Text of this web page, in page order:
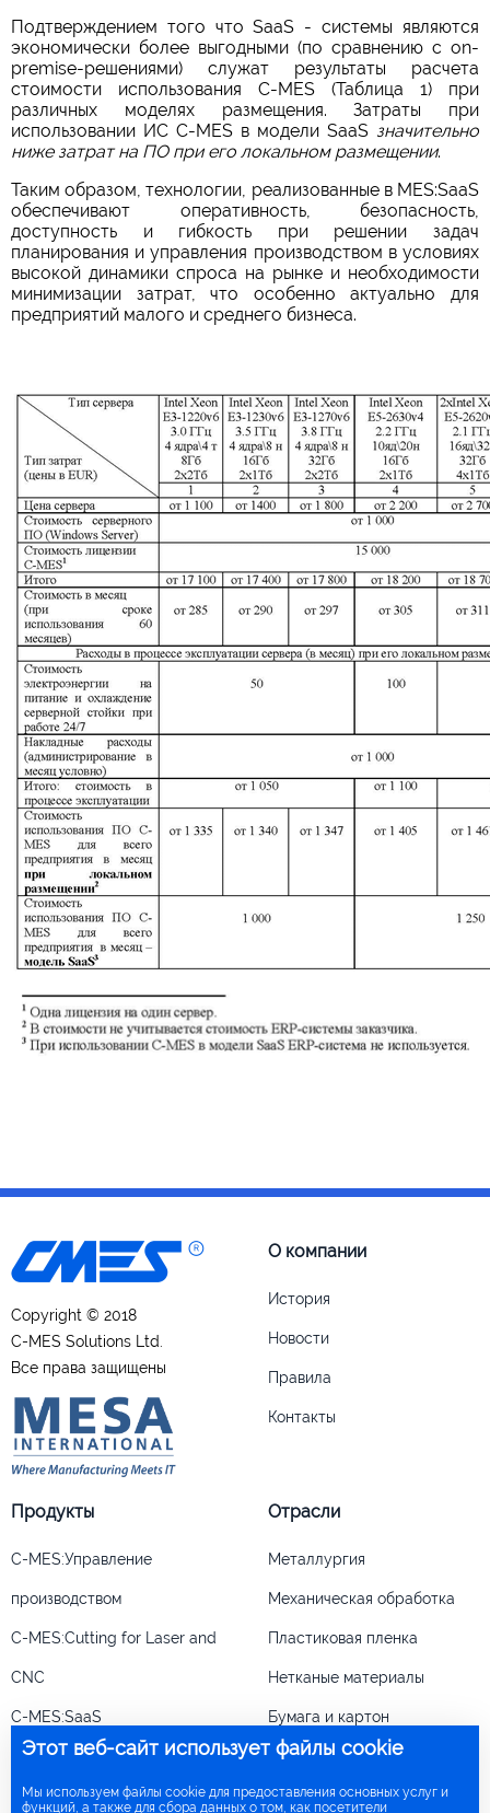
Подтверждением того что SaaS - системы являются
экономически более выгодными (по сравнению c on-
premise-решениями) служат результаты расчета
стоимости использования C-MES (Таблица 1) при
различных моделях размещения. Затраты при
использовании ИС C-MES в модели SaaS значительно
ниже затрат на ПО при его локальном размещении.
Таким образом, технологии, реализованные в MES:SaaS
обеспечивают оперативность, безопасность,
доступность и гибкость при решении задач
планирования и управления производством в условиях
высокой динамики спроса на рынке и необходимости
минимизации затрат, что особенно актуально для
предприятий малого и среднего бизнеса.
Copyright © 2018
C-MES Solutions Ltd.
Все права защищены
О компании
История
Новости
Правила
Контакты
Продукты
C-MES:Управление
производством
C-MES:Cutting for Laser and
CNC
C-MES:SaaS
Отрасли
Металлургия
Механическая обработка
Пластиковая пленка
Нетканые материалы
Бумага и картон
Обратный звонок
Этот веб-сайт использует файлы cookie
Мы используем файлы cookie для предоставления основных услуг и
функций, а также для сбора данных о том, как посетители